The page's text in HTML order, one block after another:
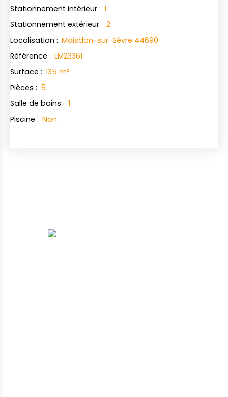
Stationnement intérieur : 1
Stationnement extérieur : 2
Localisation : Maisdon-sur-Sèvre 44690
Référence : LM23361
Surface : 135 m²
Pièces : 5
Salle de bains : 1
Piscine : Non